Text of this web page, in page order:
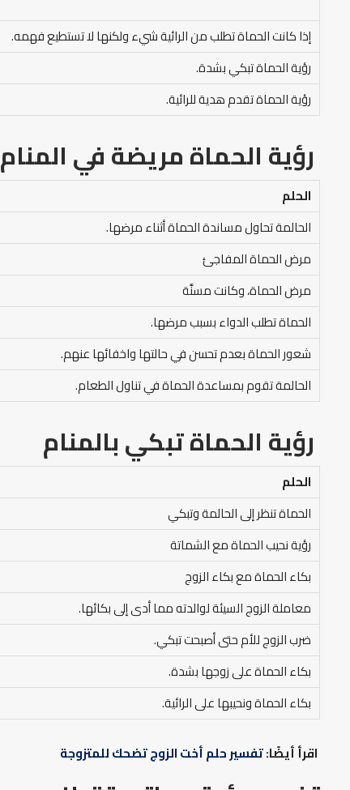
إذا كانت الحماة تطلب من الرائية شيء ولكنها لا تستطيع فهمه.
رؤية الحماة تبكي بشدة.
رؤية الحماة تقدم هدية للرائية.
رؤية الحماة مريضة في المنام
الحلم
الحالمة تحاول مساندة الحماة أثناء مرضها.
مرض الحماة المفاجئ
مرض الحماة، وكانت مسنَّة
الحماة تطلب الدواء بسبب مرضها.
شعور الحماة بعدم تحسن في حالتها واخفائها عنهم.
الحالمة تقوم بمساعدة الحماة في تناول الطعام.
رؤية الحماة تبكي بالمنام
الحلم
الحماة تنظر إلى الحالمة وتبكي
رؤية نحيب الحماة مع الشماتة
بكاء الحماة مع بكاء الزوج
معاملة الزوج السيئة لوالدته مما أدى إلى بكائها.
ضرب الزوج للأم حتى أصبحت تبكي.
بكاء الحماة على زوجها بشدة.
بكاء الحماة ونحيبها على الرائية.
اقرأ أيضًا:تفسير حلم أخت الزوج تضحك للمتزوجة